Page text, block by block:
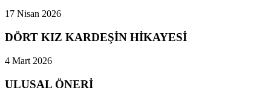
17 Nisan 2026
DÖRT KIZ KARDEŞİN HİKAYESİ
4 Mart 2026
ULUSAL ÖNERİ